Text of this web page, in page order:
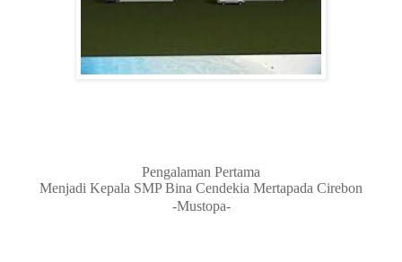
Pengalaman Pertama
Menjadi Kepala SMP Bina Cendekia Mertapada Cirebon
-Mustopa-